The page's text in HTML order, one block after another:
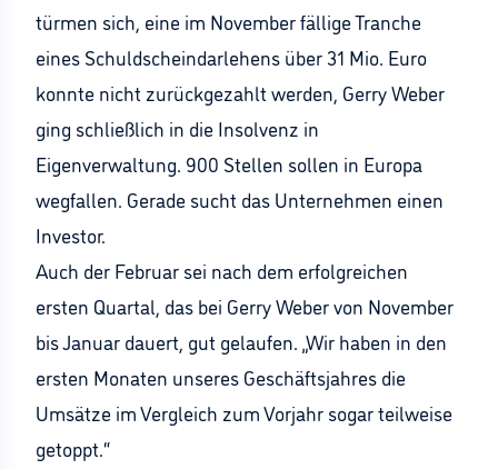
türmen sich, eine im November fällige Tranche
eines Schuldscheindarlehens über 31 Mio. Euro
konnte nicht zurückgezahlt werden, Gerry Weber
ging schließlich in die Insolvenz in
Eigenverwaltung. 900 Stellen sollen in Europa
wegfallen. Gerade sucht das Unternehmen einen
Investor.
Auch der Februar sei nach dem erfolgreichen
ersten Quartal, das bei Gerry Weber von November
bis Januar dauert, gut gelaufen. „Wir haben in den
ersten Monaten unseres Geschäftsjahres die
Umsätze im Vergleich zum Vorjahr sogar teilweise
getoppt.“